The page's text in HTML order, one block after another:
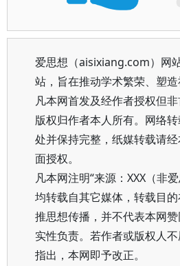
爱思想（aisixiang.com）网
站，旨在推动学术繁荣、塑造
凡本网首发及经作者授权但非
版权归作者本人所有。网络
处并保持完整，纸媒转载请
面授权。
凡本网注明“来源：XXX（非
均转载自其它媒体，转载目
推思想传播，并不代表本网
实性负责。若作者或版权人
指出，本网即予改正。